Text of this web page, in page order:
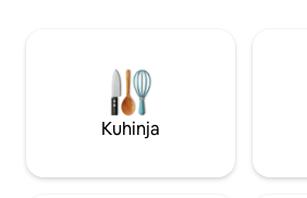
na kat). Odlična kuhinja potpuno je
opremljena za 12 (dvanaest) osoba, a
veliki hladnjak i zamrzivač, blender,
električni roštilj, mikser , štednjak s
pećnicom i 5 plamenika, roštiljem i
perilicom rublja. Veliki dnevni boravak
Kuhinja